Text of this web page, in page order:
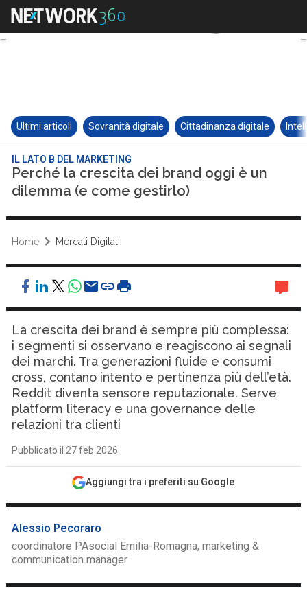
Ultimi articoli Sovranità digitale Cittadinanza digitale
IL LATO B DEL MARKETING
Perché la crescita dei brand oggi è un
dilemma (e come gestirlo)
Home Mercati Digitali
La crescita dei brand è sempre più complessa:
i segmenti si osservano e reagiscono ai segnali
dei marchi. Tra generazioni fluide e consumi
cross, contano intento e pertinenza più dell’età.
Reddit diventa sensore reputazionale. Serve
platform literacy e una governance delle
relazioni tra clienti
Pubblicato il 27 feb 2026
Aggiungi tra i preferiti su Google
Alessio Pecoraro
coordinatore PAsocial Emilia-Romagna, marketing &
communication manager